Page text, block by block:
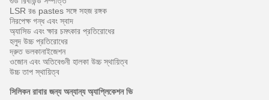
LSR রঙ pastes সঙ্গে সহজ রঙ্গক
নিরপেক্ষ গন্ধ এবং স্বাদ
অ্যাসিড এবং ক্ষার চমৎকার প্রতিরোধের
হলুদ উচ্চ প্রতিরোধের
দ্রুত ভলকানাইজেশন
ওজোন এবং অতিবেগুনী হালকা উচ্চ স্থায়িত্ব
উচ্চ তাপ স্থায়িত্ব
সিলিকন রাবার জন্য অন্যান্য অ্যাপ্লিকেশন ভি